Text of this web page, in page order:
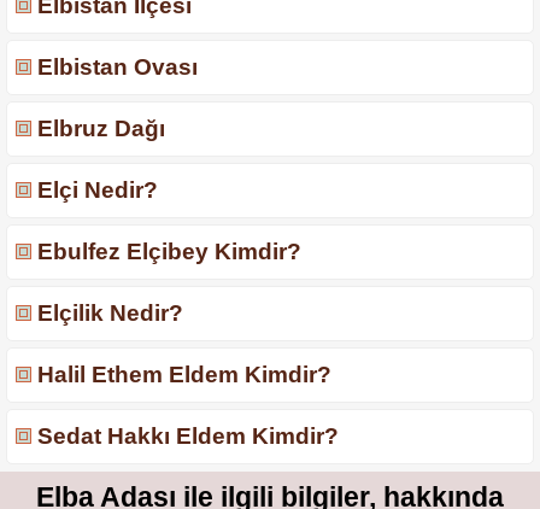
Elbistan Ovası
Elbruz Dağı
Elçi Nedir?
Ebulfez Elçibey Kimdir?
Elçilik Nedir?
Halil Ethem Eldem Kimdir?
Sedat Hakkı Eldem Kimdir?
Elba Adası ile ilgili bilgiler, hakkında